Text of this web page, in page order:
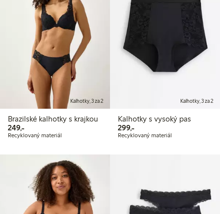
Kalhotky, 3 za 2
Brazilské kalhotky s krajkou
249,-249,00 Kč
Recyklovaný materiál
Kalhotky, 3 za 2
Kalhotky s vysoký pas
299,-299,00 Kč
Recyklovaný materiál